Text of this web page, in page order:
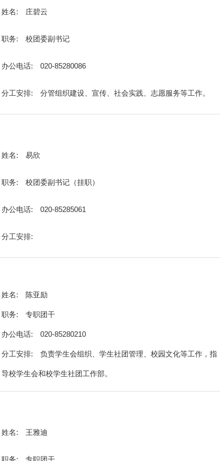
姓名: 庄碧云
职务: 校团委副书记
办公电话: 020-85280086
分工安排: 分管组织建设、宣传、社会实践、志愿服务等工作。
姓名: 易欣
职务: 校团委副书记（挂职）
办公电话: 020-85285061
分工安排:
姓名: 陈亚励
职务: 专职团干
办公电话: 020-85280210
分工安排: 负责学生会组织、学生社团管理、校园文化等工作，指
导校学生会和校学生社团工作部。
姓名: 王雅迪
职务: 专职团干